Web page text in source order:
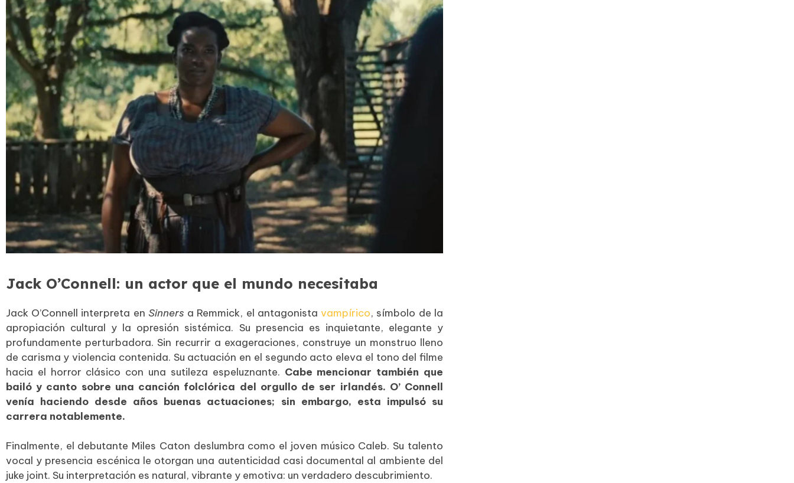
Jack O’Connell: un actor que el mundo necesitaba
Jack O’Connell interpreta en Sinners a Remmick, el antagonistavampírico, símbolo de la
apropiación cultural y la opresión sistémica. Su presencia es inquietante, elegante y
profundamente perturbadora. Sin recurrir a exageraciones, construye un monstruo lleno
de carisma y violencia contenida. Su actuación en el segundo acto eleva el tono del filme
hacia el horror clásico con una sutileza espeluznante. Cabe mencionar también que
bailó y canto sobre una canción folclórica del orgullo de ser irlandés. O’ Connell
venía haciendo desde años buenas actuaciones; sin embargo, esta impulsó su
carrera notablemente.
Finalmente, el debutante Miles Caton deslumbra como el joven músico Caleb. Su talento
vocal y presencia escénica le otorgan una autenticidad casi documental al ambiente del
juke joint. Su interpretación es natural, vibrante y emotiva: un verdadero descubrimiento.